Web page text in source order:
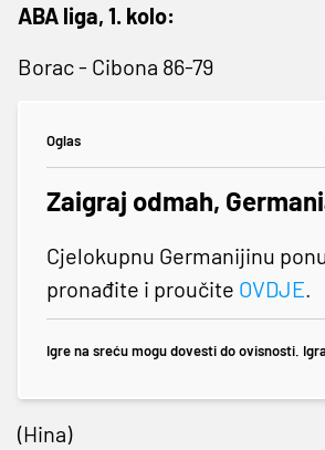
ABA liga, 1. kolo:
Borac - Cibona 86-79
Oglas
Zaigraj odmah,
Cjelokupnu Germanijinu
pronađite i proučite OVDJE.
Igre na sreću mogu dovesti do ovisnosti.
(Hina)